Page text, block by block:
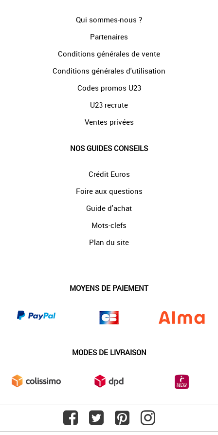
Qui sommes-nous ?
Partenaires
Conditions générales de vente
Conditions générales d'utilisation
Codes promos U23
U23 recrute
Ventes privées
NOS GUIDES CONSEILS
Crédit Euros
Foire aux questions
Guide d'achat
Mots-clefs
Plan du site
MOYENS DE PAIEMENT
MODES DE LIVRAISON